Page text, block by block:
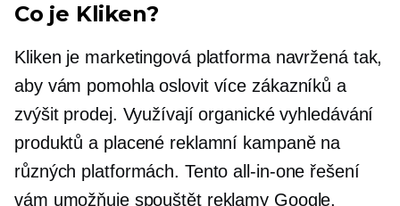
Co je Kliken?
Kliken je marketingová platforma navržená tak,
aby vám pomohla oslovit více zákazníků a
zvýšit prodej. Využívají organické vyhledávání
produktů a placené reklamní kampaně na
různých platformách. Tentoall-in-one řešení
vám umožňuje spouštět reklamy Google,